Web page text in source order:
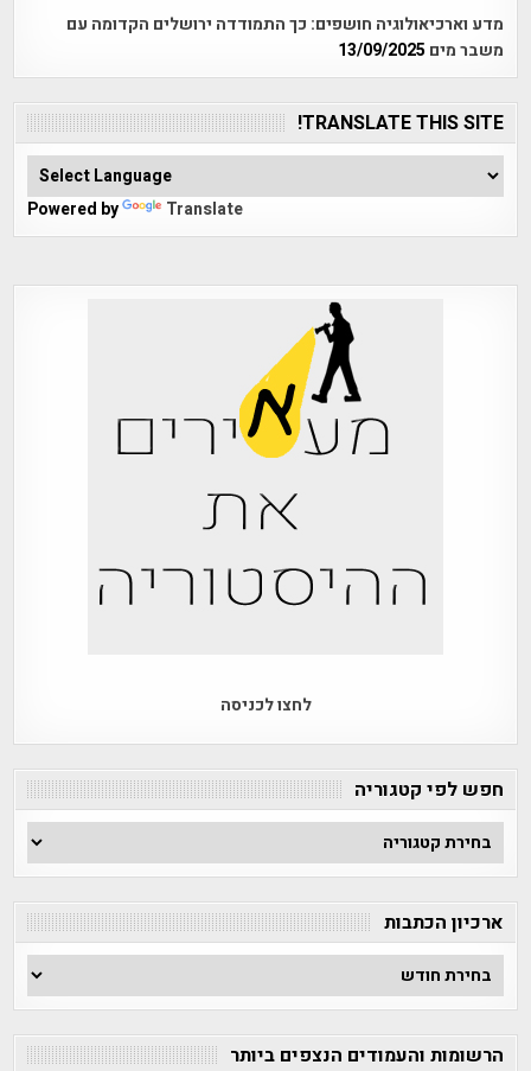
מדע וארכיאולוגיה חושפים: כך התמודדה ירושלים הקדומה עם
משבר מים 13/09/2025
TRANSLATE THIS SITE!
Powered by Translate
לחצו לכניסה
חפש לפי קטגוריה
חפש
לפי
קטגוריה
ארכיון הכתבות
ארכיון
הכתבות
הרשומות והעמודים הנצפים ביותר